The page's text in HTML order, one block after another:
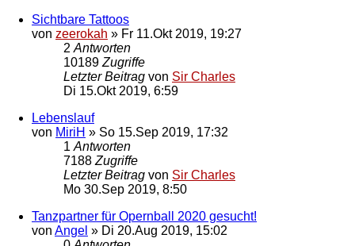
Sichtbare Tattoos
von zeerokah » Fr 11.Okt 2019, 19:27
2 Antworten
10189 Zugriffe
Letzter Beitrag von Sir Charles
Di 15.Okt 2019, 6:59
Lebenslauf
von MiriH » So 15.Sep 2019, 17:32
1 Antworten
7188 Zugriffe
Letzter Beitrag von Sir Charles
Mo 30.Sep 2019, 8:50
Tanzpartner für Opernball 2020 gesucht!
von Angel » Di 20.Aug 2019, 15:02